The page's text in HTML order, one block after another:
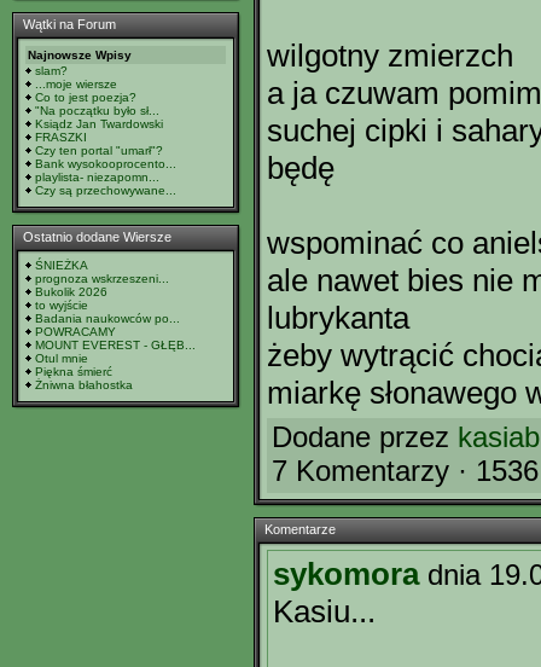
Wątki na Forum
Najnowsze Wpisy
slam?
...moje wiersze
Co to jest poezja?
"Na początku było sł...
Ksiądz Jan Twardowski
FRASZKI
Czy ten portal "umarł"?
Bank wysokooprocento...
playlista- niezapomn...
Czy są przechowywane...
Ostatnio dodane Wiersze
ŚNIEŻKA
prognoza wskrzeszeni...
Bukolik 2026
to wyjście
Badania naukowców po...
POWRACAMY
MOUNT EVEREST - GŁĘB...
Otul mnie
Piękna śmierć
Żniwna błahostka
wilgotny zmierzch
a ja czuwam
suchej cipki i
będę
wspominać co
ale nawet bies nie
lubrykanta
żeby wytrącić
miarkę słonawego
Dodane przez
7 Komentarzy ·
Komentarze
sykomora dnia
Kasiu...